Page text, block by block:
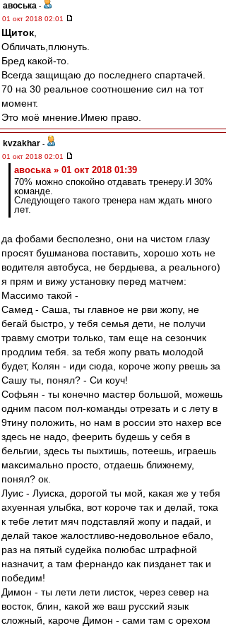
авоська -
01 окт 2018 02:01
Щиток
Обличать,плюнуть.
Бред какой-то.
Всегда защищаю до последнего спартачей.
70 на 30 реальное соотношение сил на тот
момент.
Это моё мнение.Имею право.
kvzakhar -
01 окт 2018 02:01
авоська » 01 окт 2018 01:39
70% можно спокойно отдавать тренеру.И 30%
команде.
Следующего такого тренера нам ждать много
лет.
да фобами бесполезно, они на чистом глазу
просят бушманова поставить, хорошо хоть не
водителя автобуса, не бердыева, а реального)
я прям и вижу установку перед матчем:
Массимо такой -
Самед - Саша, ты главное не рви жопу, не
бегай быстро, у тебя семья дети, не получи
травму смотри только, там еще на сезончик
продлим тебя. за тебя жопу рвать молодой
будет, Колян - иди сюда, короче жопу рвешь за
Сашу ты, понял? - Си коуч!
Софьян - ты конечно мастер большой, можешь
одним пасом пол-команды отрезать и с лету в
9тину положить, но нам в россии это нахер все
здесь не надо, феерить будешь у себя в
бельгии, здесь ты пыхтишь, потеешь, играешь
максимально просто, отдаешь ближнему,
понял? ок.
Луис - Луиска, дорогой ты мой, какая же у тебя
ахуенная улыбка, вот короче так и делай, тока
к тебе летит мяч подставляй жопу и падай, и
делай такое жалостливо-недовольное ебало,
раз на пятый судейка полюбас штрафной
назначит, а там фернандо как пизданет так и
победим!
Димон - ты лети лети листок, через север на
восток, блин, какой же ваш русский язык
сложный, кароче Димон - сами там с орехом